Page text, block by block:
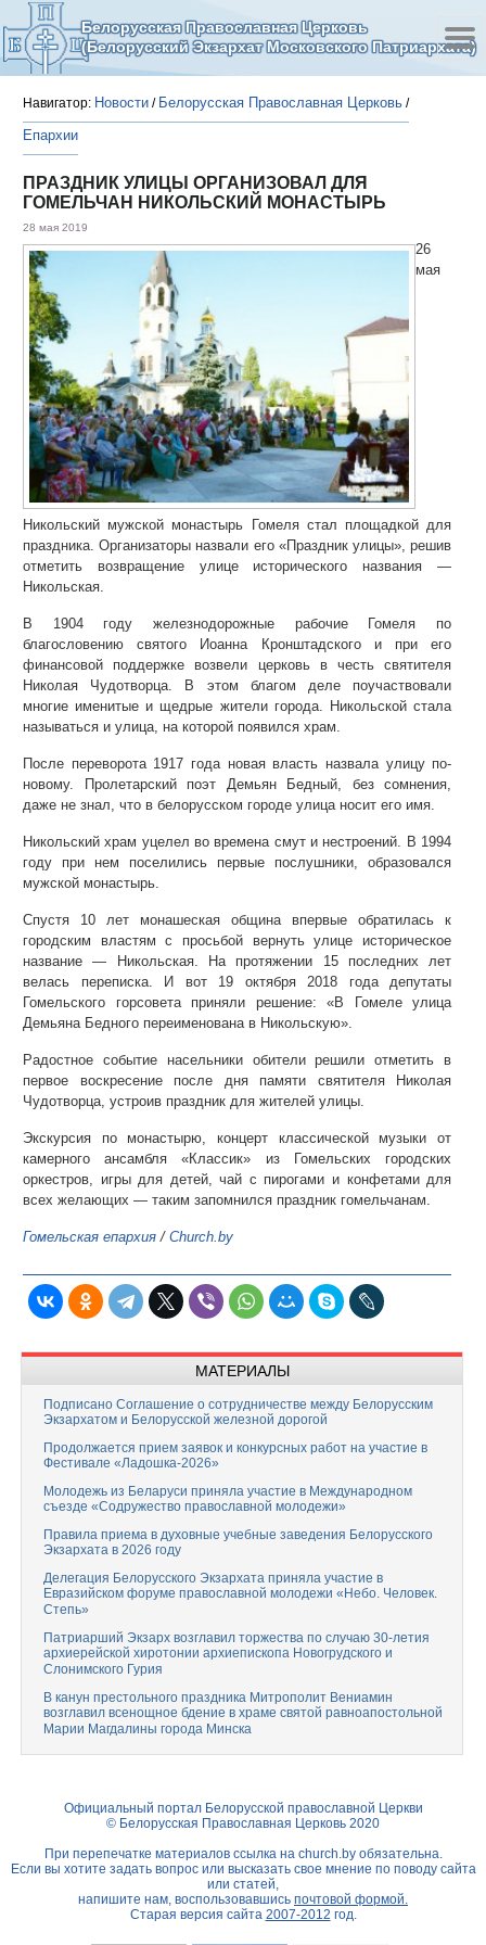
Белорусская Православная Церковь
(Белорусский Экзархат Московского Патриархата)
Навигатор: Новости / Белорусская Православная Церковь /
Епархии
ПРАЗДНИК УЛИЦЫ ОРГАНИЗОВАЛ ДЛЯ
ГОМЕЛЬЧАН НИКОЛЬСКИЙ МОНАСТЫРЬ
28 мая 2019
26
мая
Никольский мужской монастырь Гомеля стал площадкой для
праздника. Организаторы назвали его «Праздник улицы», решив
отметить возвращение улице исторического названия —
Никольская.
В 1904 году железнодорожные рабочие Гомеля по
благословению святого Иоанна Кронштадского и при его
финансовой поддержке возвели церковь в честь святителя
Николая Чудотворца. В этом благом деле поучаствовали
многие именитые и щедрые жители города. Никольской стала
называться и улица, на которой появился храм.
После переворота 1917 года новая власть назвала улицу по-
новому. Пролетарский поэт Демьян Бедный, без сомнения,
даже не знал, что в белорусском городе улица носит его имя.
Никольский храм уцелел во времена смут и нестроений. В 1994
году при нем поселились первые послушники, образовался
мужской монастырь.
Спустя 10 лет монашеская община впервые обратилась к
городским властям с просьбой вернуть улице историческое
название — Никольская. На протяжении 15 последних лет
велась переписка. И вот 19 октября 2018 года депутаты
Гомельского горсовета приняли решение: «В Гомеле улица
Демьяна Бедного переименована в Никольскую».
Радостное событие насельники обители решили отметить в
первое воскресение после дня памяти святителя Николая
Чудотворца, устроив праздник для жителей улицы.
Экскурсия по монастырю, концерт классической музыки от
камерного ансамбля «Классик» из Гомельских городских
оркестров, игры для детей, чай с пирогами и конфетами для
всех желающих — таким запомнился праздник гомельчанам.
Гомельская епархия / Church.by
МАТЕРИАЛЫ
Подписано Соглашение о сотрудничестве между Белорусским
Экзархатом и Белорусской железной дорогой
Продолжается прием заявок и конкурсных работ на участие в
Фестивале «Ладошка-2026»
Молодежь из Беларуси приняла участие в Международном
съезде «Содружество православной молодежи»
Правила приема в духовные учебные заведения Белорусского
Экзархата в 2026 году
Делегация Белорусского Экзархата приняла участие в
Евразийском форуме православной молодежи «Небо. Человек.
Степь»
Патриарший Экзарх возглавил торжества по случаю 30-летия
архиерейской хиротонии архиепископа Новогрудского и
Слонимского Гурия
В канун престольного праздника Митрополит Вениамин
возглавил всенощное бдение в храме святой равноапостольной
Марии Магдалины города Минска
Официальный портал Белорусской православной Церкви
© Белорусская Православная Церковь 2020
При перепечатке материалов ссылка на church.byобязательна.
Если вы хотите задать вопрос или высказать свое мнение по поводу сайта
или статей,
напишите нам, воспользовавшись почтовой формой.
Старая версия сайта 2007-2012 год.